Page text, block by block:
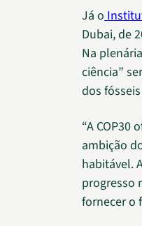
Já o
Dubai, de
Na
ciência”
dos
“A COP30
ambição
habitável.
progresso
fornecer o